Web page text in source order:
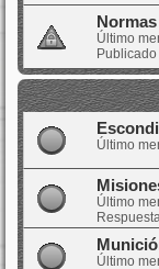
Último
Publicado
Último
Último
Último